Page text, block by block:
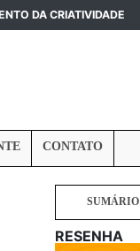
DA CRIATIVIDADE
CONTATO
SUMÁRIO
RESENHA